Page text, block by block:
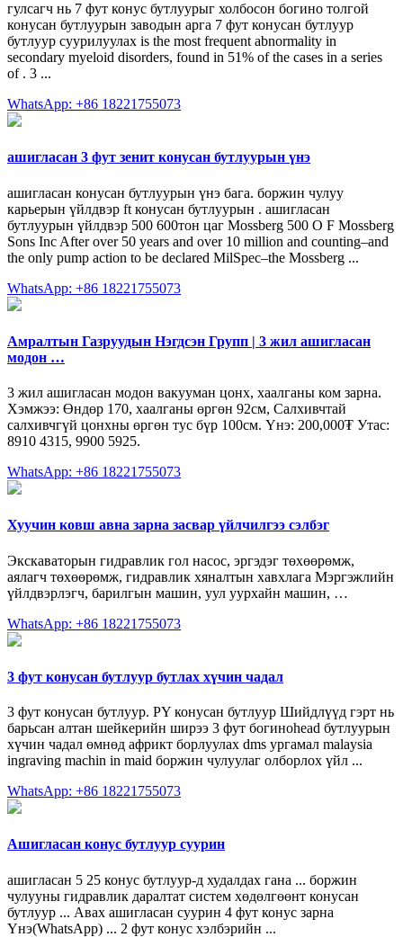
гулсагч нь 7 фут конус бутлуурыг холбосон богино толгой
конусан бутлуурын заводын арга 7 фут конусан бутлуур
бутлуур суурилуулах is the most frequent abnormality in
secondary myeloid disorders, found in 51% of the cases in a series
of . 3 ...
WhatsApp: +86 18221755073
ашигласан 3 фут зенит конусан бутлуурын үнэ
ашигласан конусан бутлуурын үнэ бага. боржин чулуу
карьерын үйлдвэр ft конусан бутлуурын . ашигласан
бутлуурын үйлдвэр 500 600тон цаг Mossberg 500 O F Mossberg
Sons Inc After over 50 years and over 10 million and counting–and
the only pump action to be declared MilSpec–the Mossberg ...
WhatsApp: +86 18221755073
Амралтын Газруудын Нэгдсэн Групп | 3 жил ашигласан
модон …
3 жил ашигласан модон вакууман цонх, хаалганы ком зарна.
Хэмжээ: Өндөр 170, хаалганы өргөн 92см, Салхивчтай
салхивчгүй цонхны өргөн тус бүр 100см. Үнэ: 200,000₮ Утас:
8910 4315, 9900 5925.
WhatsApp: +86 18221755073
Хуучин ковш авна зарна засвар үйлчилгээ сэлбэг
Экскаваторын гидравлик гол насос, эргэдэг төхөөрөмж,
аялагч төхөөрөмж, гидравлик хяналтын хавхлага Мэргэжлийн
үйлдвэрлэгч, барилгын машин, уул уурхайн машин, …
WhatsApp: +86 18221755073
3 фут конусан бутлуур бутлах хүчин чадал
3 фут конусан бутлуур. PY конусан бутлуур Шийдлүүд гэрт нь
барьсан алтан шейкерийн ширээ 3 фут богиноhead бутлуурын
хүчин чадал өмнөд африкт борлуулах dms ургамал malaysia
ingraving machin in maid боржин чулуулаг олборлох үйл ...
WhatsApp: +86 18221755073
Ашигласан конус бутлуур суурин
ашигласан 5 25 конус бутлуур-д худалдах гана ... боржин
чулууны гидравлик даралтат систем хөдөлгөөнт конусан
бутлуур ... Авах ашигласан суурин 4 фут конус зарна
Үнэ(WhatsApp) ... 2 фут конус хэлбэрийн ...